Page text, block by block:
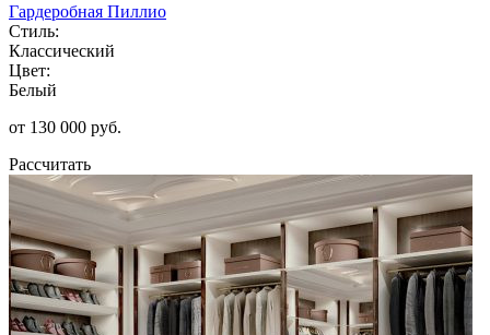
Гардеробная Пиллио
Стиль:
Классический
Цвет:
Белый
от 130 000 руб.
Рассчитать